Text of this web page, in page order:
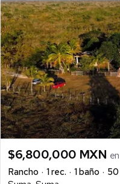
$6,800,000 MXN
Rancho
1 rec. 1 baño
50